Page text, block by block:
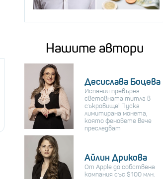
Нашите автори
Десислава Боцева
Испания превърна
световната титла в
съкровище! Пуска
лимитирана монета,
която феновете вече
преследват
Айлин Дрикова
От Apple до собствена
компания със $100 млн.